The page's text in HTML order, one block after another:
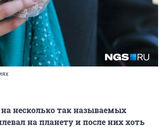
несколько так называемых
на планету и после них хоть